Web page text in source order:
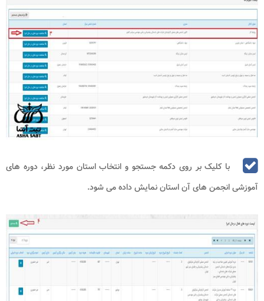
با کلیک بر روی دکمه جستجو و انتخاب استان مورد نظر، دوره های
آموزشی انجمن های آن استان نمایش داده می شود.